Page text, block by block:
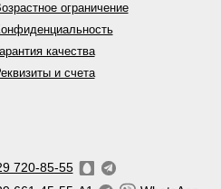
ограничение
качества
и счета
720-85-55